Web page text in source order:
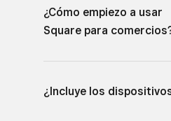
¿Cómo empiezo a usar
Square para
¿Incluye los